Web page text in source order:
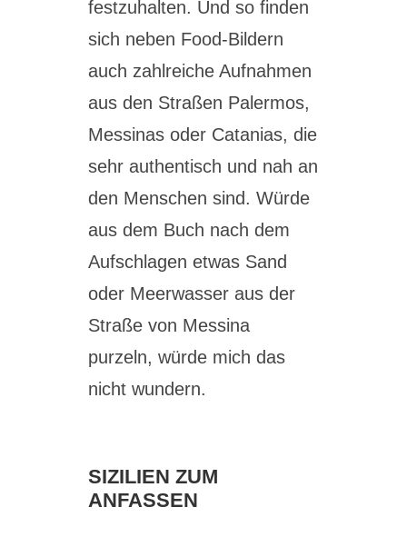
festzuhalten. Und so finden
sich neben Food-Bildern
auch zahlreiche Aufnahmen
aus den Straßen Palermos,
Messinas oder Catanias, die
sehr authentisch und nah an
den Menschen sind. Würde
aus dem Buch nach dem
Aufschlagen etwas Sand
oder Meerwasser aus der
Straße von Messina
purzeln, würde mich das
nicht wundern.
SIZILIEN ZUM
ANFASSEN